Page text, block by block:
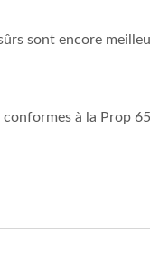
sont encore
à la Prop